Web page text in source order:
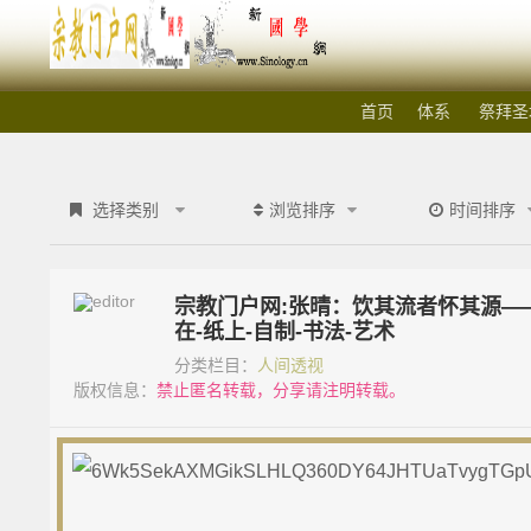
户
宗
首页 体系 祭拜圣
选择类别 浏览排序 时间排序
宗教门户网:张晴：饮其流者怀其源
在-纸上-自制-书法-艺术
分类栏目：
人间透视
版权信息： 禁止匿名转载，分享请注明转载。